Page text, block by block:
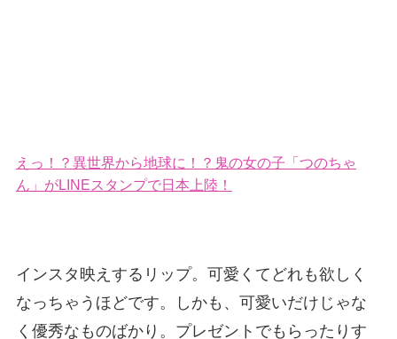
えっ！？異世界から地球に！？鬼の女の子「つのちゃ
ん」がLINEスタンプで日本上陸！
インスタ映えするリップ。可愛くてどれも欲しく
なっちゃうほどです。しかも、可愛いだけじゃな
く優秀なものばかり。プレゼントでもらったりす